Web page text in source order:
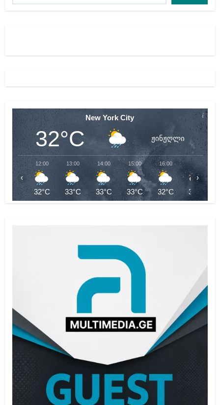
New York City
32°C ჟინჟღლი
12:00
32°C
13:00
33°C
14:00
33°C
15:00
33°C
16:00
32°C
17:00
32°C
‹ ›